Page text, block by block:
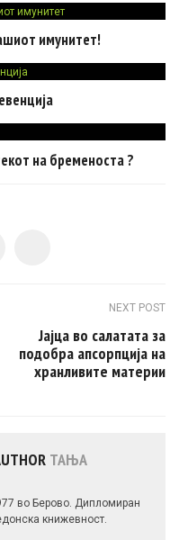
имунитет!
на бременоста ?
NEXT POST
Јајца во салатата за
подобра апсорпција на
хранливите материи
ТАЊА
во Берово. Дипломиран
книжевност.